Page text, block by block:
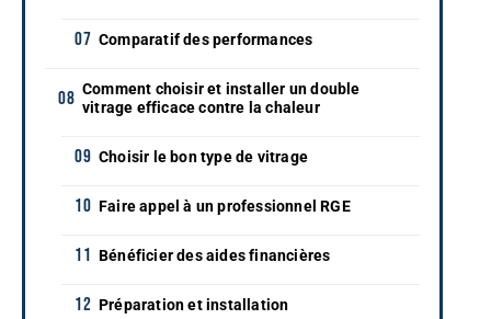
Comparatif des performances
Comment choisir et installer un double
vitrage efficace contre la chaleur
Choisir le bon type de vitrage
Faire appel à un professionnel RGE
Bénéficier des aides financières
Préparation et installation